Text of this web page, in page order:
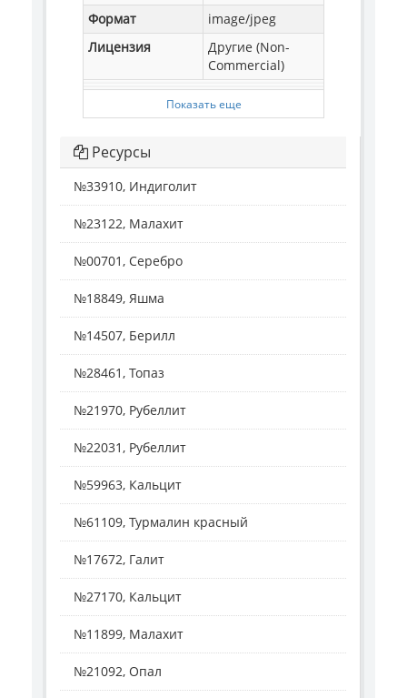
Формат
image/jpeg
Лицензия
Другие (Non-
Commercial)
Показать еще
Ресурсы
№33910, Индиголит
№23122, Малахит
№00701, Серебро
№18849, Яшма
№14507, Берилл
№28461, Топаз
№21970, Рубеллит
№22031, Рубеллит
№59963, Кальцит
№61109, Турмалин красный
№17672, Галит
№27170, Кальцит
№11899, Малахит
№21092, Опал